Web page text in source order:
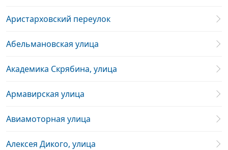
Аристарховский переулок
Абельмановская улица
Академика Скрябина, улица
Армавирская улица
Авиамоторная улица
Алексея Дикого, улица